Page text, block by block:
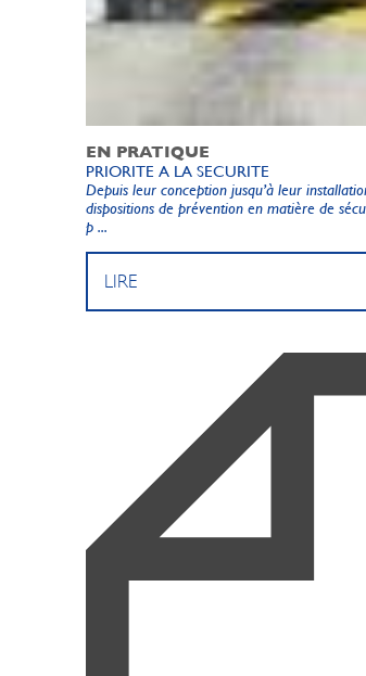
EN PRATIQUE
PRIORITE A LA SECURITE
Depuis leur conception jusqu’à leur
dispositions de prévention en matière de
p ...
LIRE